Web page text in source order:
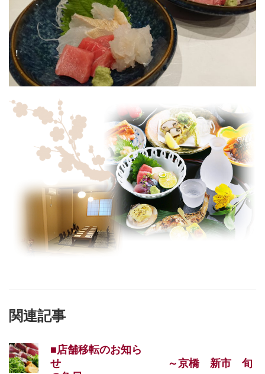
関連記事
■店舗移転のお知ら
せ ～京橋 新市 旬